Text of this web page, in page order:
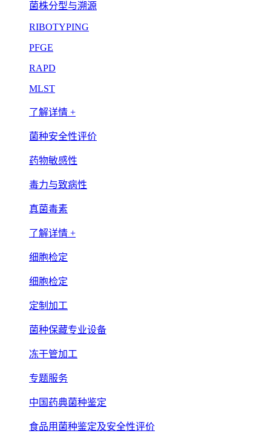
菌株分型与溯源
RIBOTYPING
PFGE
RAPD
MLST
了解详情 +
菌种安全性评价
药物敏感性
毒力与致病性
真菌毒素
了解详情 +
细胞检定
细胞检定
定制加工
菌种保藏专业设备
冻干管加工
专题服务
中国药典菌种鉴定
食品用菌种鉴定及安全性评价